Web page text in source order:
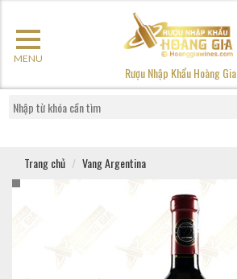
MENU
Rượu Nhập Khẩu Hoàng Gia
Trang chủ Vang Argentina